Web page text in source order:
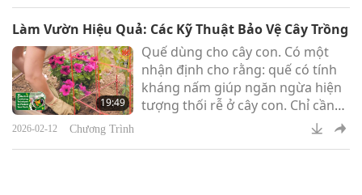
biến mất và những sức mạnh mới
xuất hiện.
Làm Vườn Hiệu Quả: Các Kỹ Thuật Bảo Vệ Cây Trồng
19:49
Quế dùng cho cây con. Có một
nhận định cho rằng: quế có tính
kháng nấm giúp ngăn ngừa hiện
tượng thối rễ ở cây con. Chỉ cần
rắc một ít lên đất khi trồng. Đúng
2026-02-12 Chương Trình